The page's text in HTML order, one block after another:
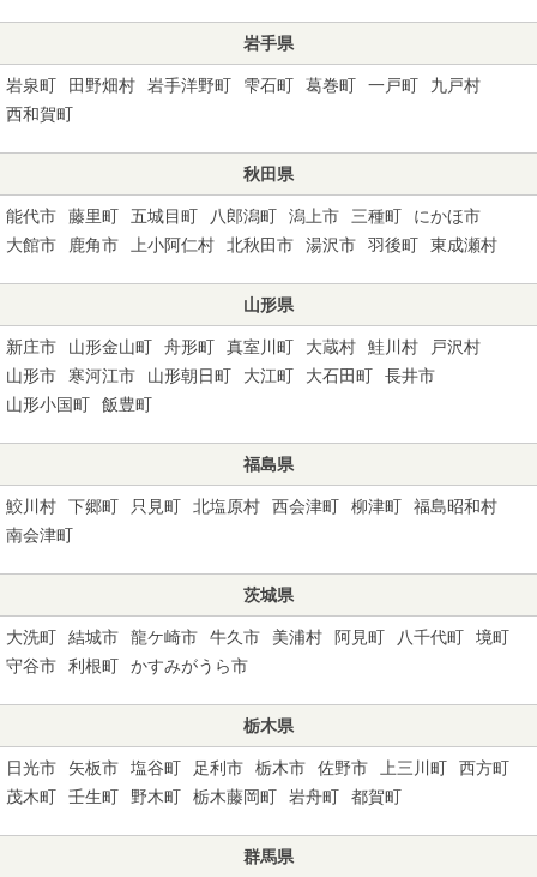
岩手県
岩泉町 田野畑村 岩手洋野町 雫石町 葛巻町 一戸町
九戸村
西和賀町
秋田県
能代市 藤里町 五城目町 八郎潟町 潟上市 三種町
にかほ市
大館市
鹿角市 上小阿仁村 北秋田市 湯沢市 羽後町 東成瀬村
山形県
新庄市 山形金山町 舟形町 真室川町 大蔵村 鮭川村
戸沢村
山形市
寒河江市 山形朝日町 大江町 大石田町
長井市
山形小国町
飯豊町
福島県
鮫川村 下郷町 只見町 北塩原村 西会津町 柳津町
福島昭和村
南会津町
茨城県
大洗町 結城市 龍ケ崎市 牛久市 美浦村 阿見町 八千代町
境町
守谷市
利根町 かすみがうら市
栃木県
日光市 矢板市 塩谷町 足利市 栃木市 佐野市 上三川町
西方町
茂木町
壬生町 野木町 栃木藤岡町 岩舟町 都賀町
群馬県